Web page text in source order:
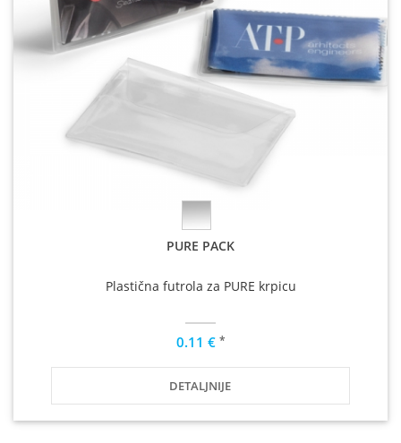
PURE PACK
Plastična futrola za PURE krpicu
0.11 € *
DETALJNIJE